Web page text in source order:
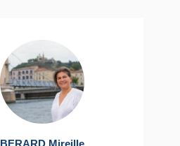
BERARD Mireille